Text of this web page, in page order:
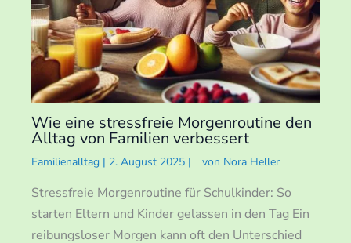
Wie eine stressfreie Morgenroutine den
Alltag von Familien verbessert
Familienalltag | 2. August 2025 | von Nora Heller
Stressfreie Morgenroutine für Schulkinder: So
starten Eltern und Kinder gelassen in den Tag Ein
reibungsloser Morgen kann oft den Unterschied